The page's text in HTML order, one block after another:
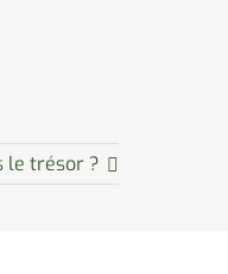
le trésor ?